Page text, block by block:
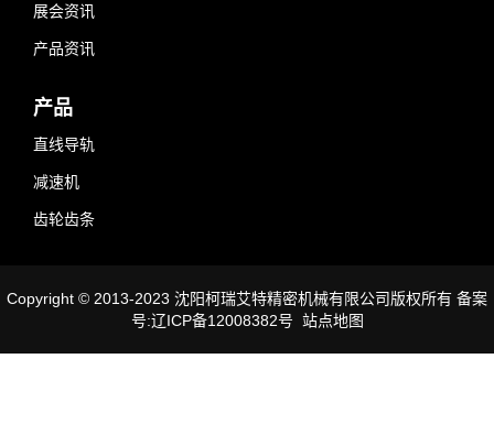
展会资讯
产品资讯
产品
直线导轨
减速机
齿轮齿条
Copyright © 2013-2023 沈阳柯瑞艾特精密机械有限公司版权所有 备案
号:辽ICP备12008382号 站点地图